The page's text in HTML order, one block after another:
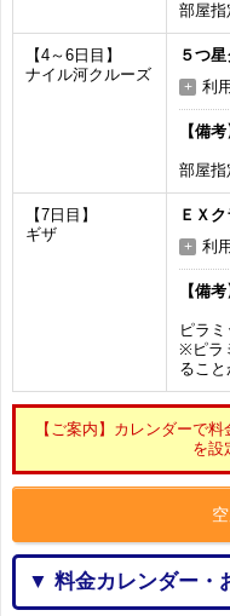
部屋指
【4～6日目】
ナイル河クルーズ
５つ
利
【備考
部屋指
【7日目】
ギザ
ＥＸ
利
【備考
ピラ
※ピラ
ること
【ご案内】カレンダーで
を設
▼ 料金カレンダー・